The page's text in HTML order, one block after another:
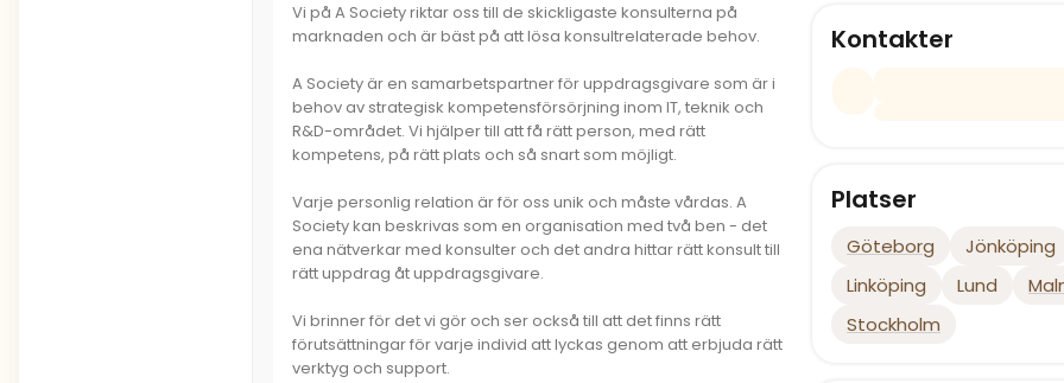
Vi på A Society riktar oss till de skickligaste konsulterna på
marknaden och är bäst på att lösa konsultrelaterade behov.
A Society är en samarbetspartner för uppdragsgivare som är i
behov av strategisk kompetensförsörjning inom IT, teknik och
R&D-området. Vi hjälper till att få rätt person, med rätt
kompetens, på rätt plats och så snart som möjligt.
Varje personlig relation är för oss unik och måste vårdas. A
Society kan beskrivas som en organisation med två ben - det
ena nätverkar med konsulter och det andra hittar rätt konsult till
rätt uppdrag åt uppdragsgivare.
Vi brinner för det vi gör och ser också till att det finns rätt
förutsättningar för varje individ att lyckas genom att erbjuda rätt
verktyg och support.
Kontakter
Platser
Göteborg
Jönköping
Linköping
Lund
Stockholm